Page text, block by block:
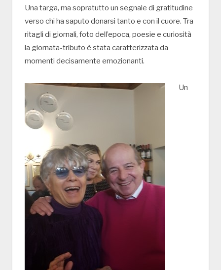
Una targa, ma sopratutto un segnale di gratitudine
verso chi ha saputo donarsi tanto e con il cuore. Tra
ritagli di giornali, foto dell’epoca, poesie e curiosità
la giornata-tributo è stata caratterizzata da
momenti decisamente emozionanti.
Un